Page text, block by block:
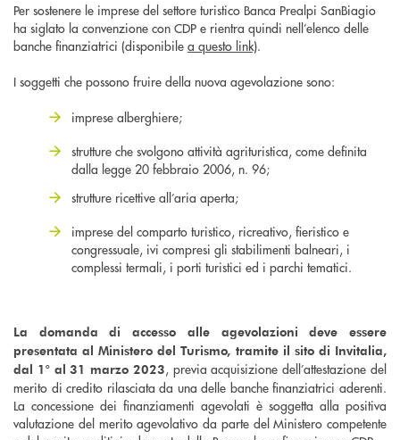
Per sostenere le imprese del settore turistico Banca Prealpi SanBiagio
ha siglato la convenzione con CDP e rientra quindi nell’elenco delle
banche finanziatrici (disponibile a questo link).
I soggetti che possono fruire della nuova agevolazione sono:
imprese alberghiere;
strutture che svolgono attività agrituristica, come definita
dalla legge 20 febbraio 2006, n. 96;
strutture ricettive all’aria aperta;
imprese del comparto turistico, ricreativo, fieristico e
congressuale, ivi compresi gli stabilimenti balneari, i
complessi termali, i porti turistici ed i parchi tematici.
La domanda di accesso alle agevolazioni deve essere
presentata al Ministero del Turismo, tramite il sito di Invitalia,
dal 1° al 31 marzo 2023, previa acquisizione dell’attestazione del
merito di credito rilasciata da una delle banche finanziatrici aderenti.
La concessione dei finanziamenti agevolati è soggetta alla positiva
valutazione del merito agevolativo da parte del Ministero competente